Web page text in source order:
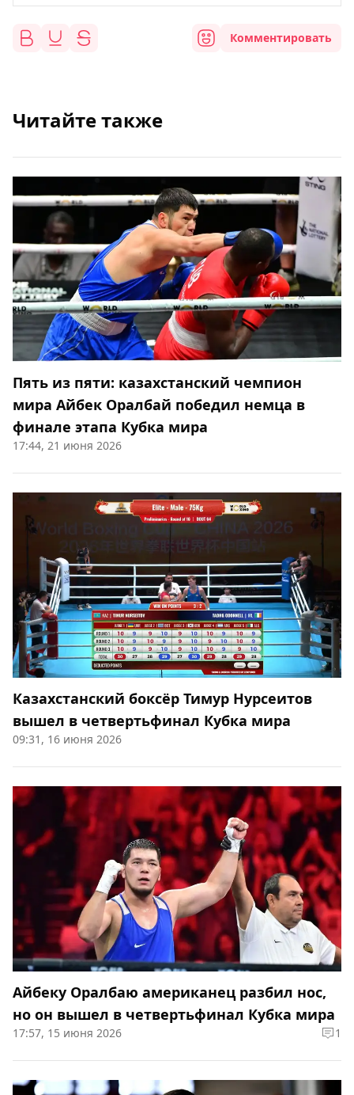
Комментировать
Читайте также
Пять из пяти: казахстанский чемпион
мира Айбек Оралбай победил немца в
финале этапа Кубка мира
17:44, 21 июня 2026
Казахстанский боксёр Тимур Нурсеитов
вышел в четвертьфинал Кубка мира
09:31, 16 июня 2026
Айбеку Оралбаю американец разбил нос,
но он вышел в четвертьфинал Кубка мира
17:57, 15 июня 2026 1